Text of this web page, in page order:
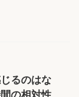
るのはな
の相対性